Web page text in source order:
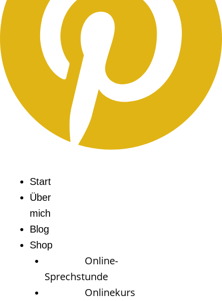
Start
Über
mich
Blog
Shop
Online-
Sprechstunde
Onlinekurs